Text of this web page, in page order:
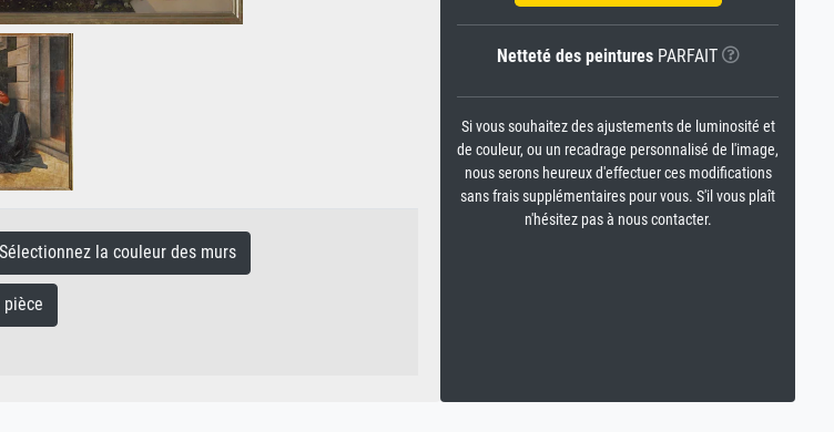
la couleur des murs
Netteté des peinturesPARFAIT
Si vous souhaitez des ajustements de luminosité et
de couleur, ou un recadrage personnalisé de l'image,
nous serons heureux d'effectuer ces modifications
sans frais supplémentaires pour vous. S'il vous plaît
n'hésitez pas à nous contacter.